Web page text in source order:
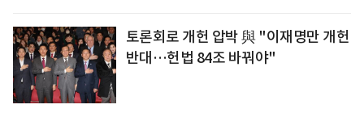
토론회로 개헌 압박 與 "이재명만 개헌
반대…헌법 84조 바꿔야"